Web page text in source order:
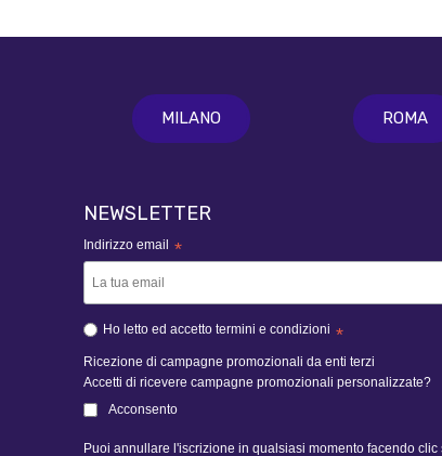
MILANO ROMA
NEWSLETTER
Indirizzo email *
Ho letto ed accetto termini e condizioni *
Ricezione di campagne promozionali da enti terzi
Accetti di ricevere campagne promozionali personalizzate?
Acconsento
Puoi annullare l'iscrizione in qualsiasi momento facendo